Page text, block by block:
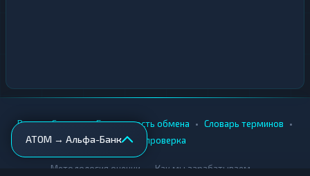
ATOM → Альфа-Банк
Вики • Города • Безопасность обмена • Словарь терминов •
AML-проверка
Методология оценки Как мы зарабатываем